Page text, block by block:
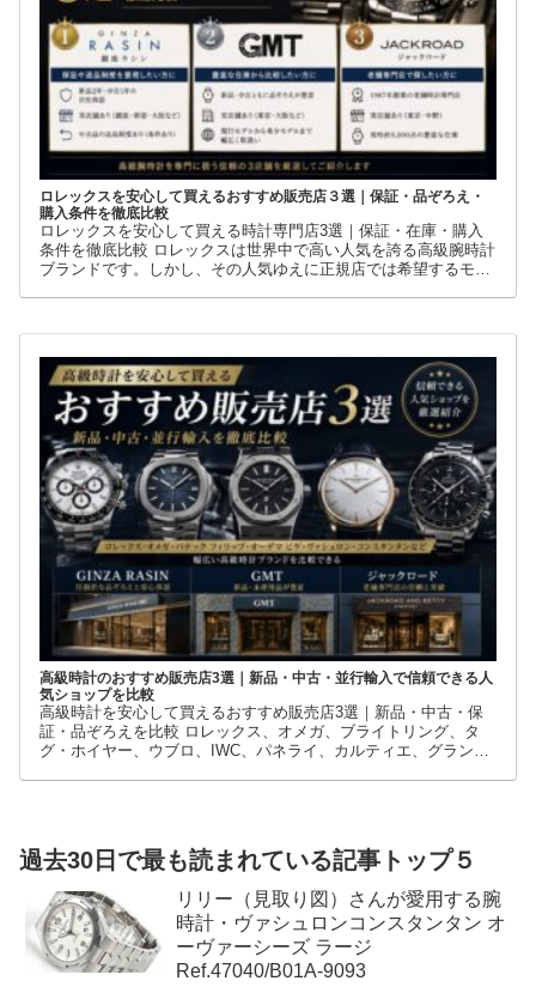
ロレックスを安心して買えるおすすめ販売店３選｜保証・品ぞろえ・
購入条件を徹底比較
ロレックスを安心して買える時計専門店3選｜保証・在庫・購入
条件を徹底比較 ロレックスは世界中で高い人気を誇る高級腕時計
ブランドです。しかし、その人気ゆえに正規店では希望するモデ
高級時計のおすすめ販売店3選｜新品・中古・並行輸入で信頼できる人
気ショップを比較
高級時計を安心して買えるおすすめ販売店3選｜新品・中古・保
証・品ぞろえを比較 ロレックス、オメガ、ブライトリング、タ
グ・ホイヤー、ウブロ、IWC、パネライ、カルティエ、グランド
過去30日で最も読まれている記事トップ５
リリー（見取り図）さんが愛用する腕
時計・ヴァシュロンコンスタンタン オ
ーヴァーシーズ ラージ
Ref.47040/B01A-9093